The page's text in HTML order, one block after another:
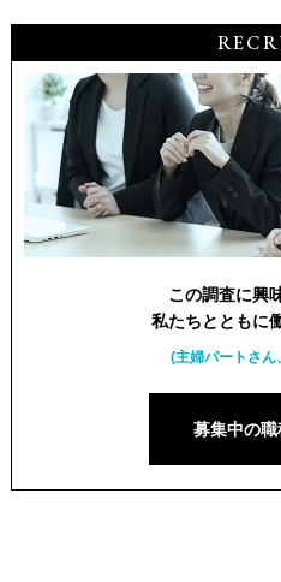
この調査に興
私たちとともに
(主婦パートさん
募集中の